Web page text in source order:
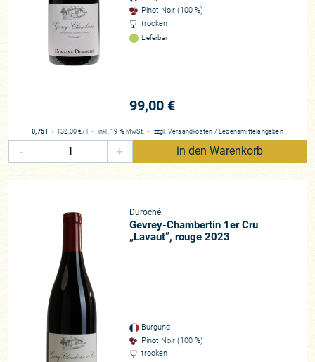
werden weltweit mit größter Aufmerksamkeit verfolgt, auch
die zweite Garde der Betriebe kennt jeder Burgundliebhaber
und selbst in den Randappellationen, abseits von Chambolle-
Musigny, Vosne-Romanée und Gevrey-Chambertin haben
schön viel, denn auch im Burgund vollzieht sich der
der Übergabe und manch Betrieb, der zuvor als
durchschnittlich galt, blüht unter Führung der jüngeren
Zur Historie
Die Domaine Duroché blickt auf eine Historie von 5
Generationen zurück. Bereits 1933 füllte man hier eigenen
Wein in Flaschen und zählte mit Dujac und Rousseau zu den
ersten Domainen, die eigenständige Erzeugerfüllungen
etablierten. Dank frühzeitigem Erwerb und der Weitergabe
von Vater zu Sohn zählt das Weingut heute wunderbare
Lagen zum Eigenbesitz (die jüngsten sind bereits mit 30
Jahre alten Stöcken bepflanzt!), allesamt in Gevrey-
Pinot Noir (100 %)
trocken
Lieferbar
99,00 €
0,75 l ・ 132,00 € / l ・ inkl. 19 % MwSt. ・ zzgl. Versandkosten / Lebensmittelangaben
- + in den Warenkorb
Duroché
Gevrey-Chambertin 1er Cru
„Lavaut”, rouge 2023
Burgund
Pinot Noir (100 %)
trocken